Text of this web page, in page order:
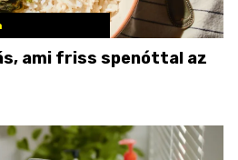
ami friss spenóttal az